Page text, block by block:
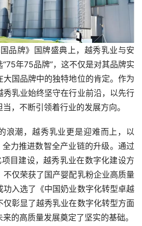
品牌》国牌盛典上，越秀乳业与安
年75品牌”，这不仅是对其品牌实
大国品牌中的独特地位的肯定。作为
乳业始终坚守在行业前沿，以先行
，不断引领着行业的发展方向。
浪潮，越秀乳业更是迎难而上，以
全力推进数智全产业链的升级。通过
目建设，越秀乳业在数字化建设方
不仅荣获了国产婴配乳粉企业高质量
功入选了《中国奶业数字化转型卓越
彰显了越秀乳业在数字化转型方面
的高质量发展奠定了坚实的基础。